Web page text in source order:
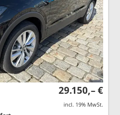
29.150,– €
incl. 19% MwSt.